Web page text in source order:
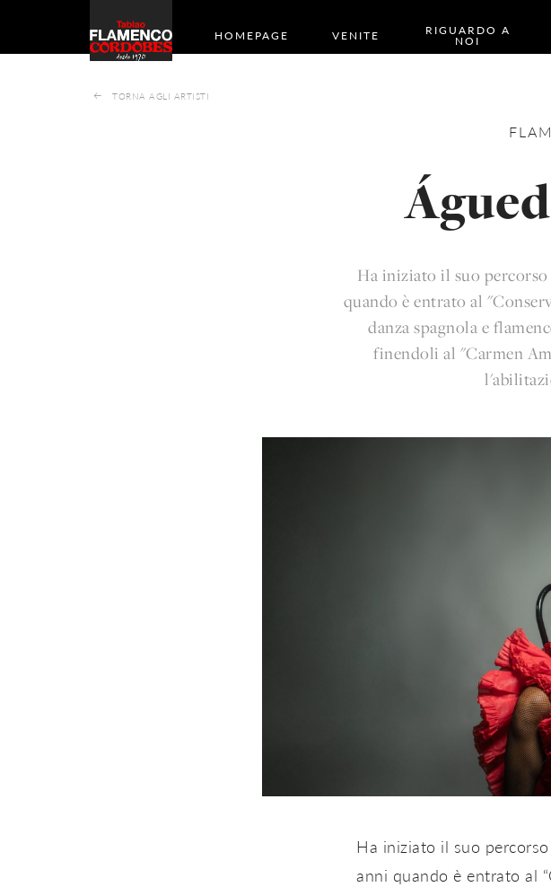
HOMEPAGE VENITE RIGUARDO A
NOI
TORNA AGLI ARTISTI
Ha iniziato il suo percorso
quando è entrato al
danza spagnola e
finendoli al "Carmen
Ha iniziato il suo
anni quando è entrato al